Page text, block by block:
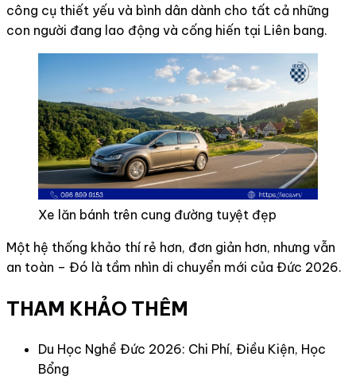
công cụ thiết yếu và bình dân dành cho tất cả những
con người đang lao động và cống hiến tại Liên bang.
Xe lăn bánh trên cung đường tuyệt đẹp
Một hệ thống khảo thí rẻ hơn, đơn giản hơn, nhưng vẫn
an toàn – Đó là tầm nhìn di chuyển mới của Đức 2026.
THAM KHẢO THÊM
Du Học Nghề Đức 2026: Chi Phí, Điều Kiện, Học
Bổng